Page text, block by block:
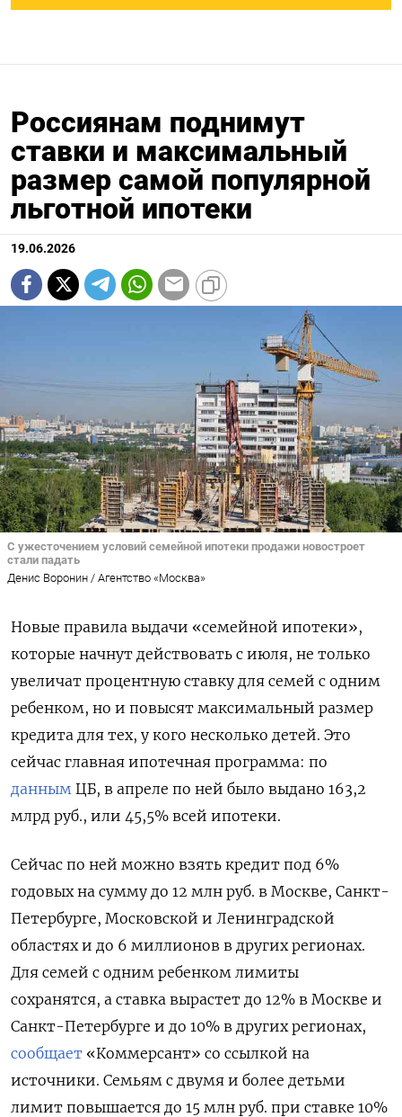
Россиянам поднимут
ставки и максимальный
размер самой популярной
льготной ипотеки
19.06.2026
С ужесточением условий семейной ипотеки продажи новостроет
стали падать
Денис Воронин / Агентство «Москва»
Новые правила выдачи «семейной ипотеки»,
которые начнут действовать с июля, не только
увеличат процентную ставку для семей с одним
ребенком, но и повысят максимальный размер
кредита для тех, у кого несколько детей. Это
сейчас главная ипотечная программа: по
данным ЦБ, в апреле по ней было выдано 163,2
млрд руб., или 45,5% всей ипотеки.
Сейчас по ней можно взять кредит под 6%
годовых на сумму до 12 млн руб. в Москве, Санкт-
Петербурге, Московской и Ленинградской
областях и до 6 миллионов в других регионах.
Для семей с одним ребенком лимиты
сохранятся, а ставка вырастет до 12% в Москве и
Санкт-Петербурге и до 10% в других регионах,
сообщает «Коммерсант» со ссылкой на
источники. Семьям с двумя и более детьми
лимит повышается до 15 млн руб. при ставке 10%